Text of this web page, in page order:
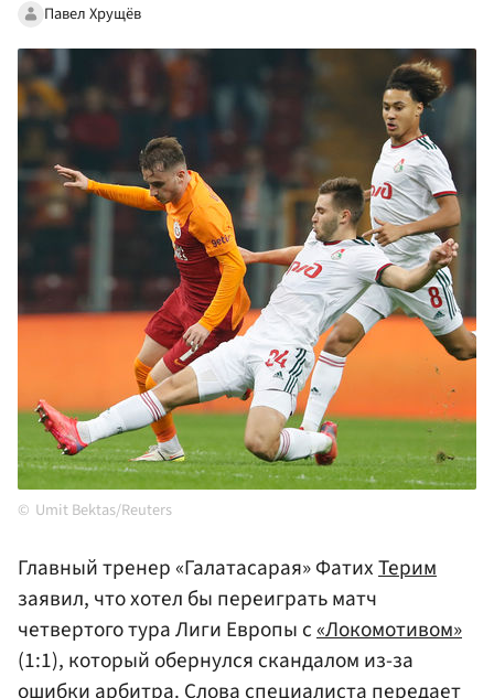
Павел Хрущёв
Umit Bektas/Reuters
Главный тренер «Галатасарая» ФатихТерим
заявил, что хотел бы переиграть матч
четвертого тура Лиги Европы с«Локомотивом»
(1:1), который обернулся скандалом из-за
ошибки арбитра. Слова специалиста передает